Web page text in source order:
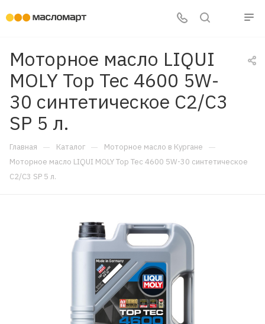
Моторное масло LIQUI
MOLY Top Tec 4600 5W-
30 синтетическое C2/C3
SP 5 л.
Главная — Каталог — Моторное масло в Кургане —
Моторное масло LIQUI MOLY Top Tec 4600 5W-30 синтетическое
C2/C3 SP 5 л.